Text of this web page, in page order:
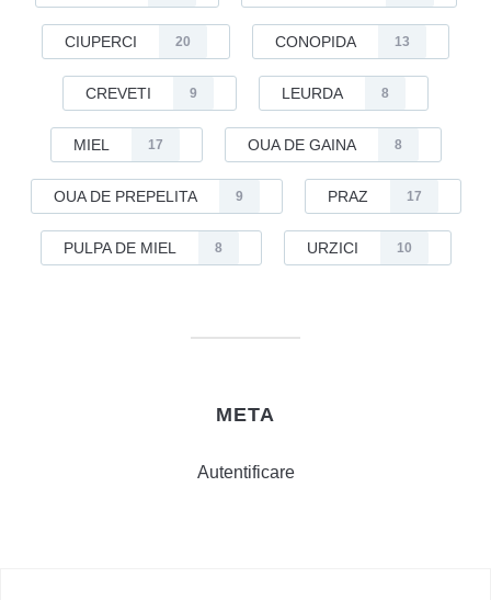
CIUPERCI 20 CONOPIDA 13
CREVETI 9 LEURDA 8
MIEL 17 OUA DE GAINA 8
OUA DE PREPELITA 9 PRAZ 17
PULPA DE MIEL 8 URZICI 10
META
Autentificare